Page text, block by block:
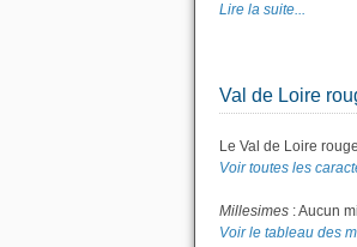
Lire la suite...
Val de Loire
Le Val de Loire
Voir toutes les
Millesimes : Aucun
Voir le tableau des